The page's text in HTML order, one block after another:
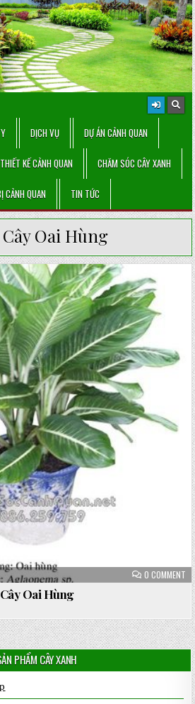
DỊCH VỤ DỰ ÁN CẢNH QUAN
THIẾT KẾ CẢNH QUAN CHĂM SÓC CÂY XANH
CẢNH QUAN TIN TỨC
Cây Oai Hùng
0 COMMENTON
Posted
in
Cây Oai Hùng
PHẨM CÂY XANH